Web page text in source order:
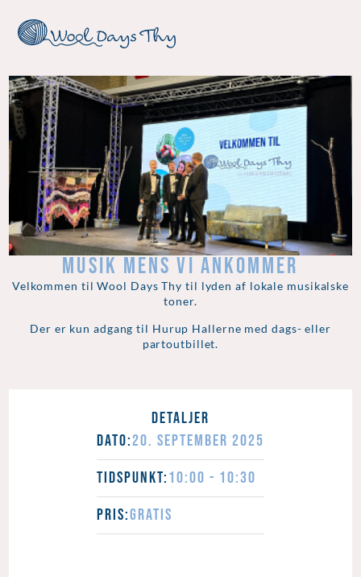
MUSIK MENS VI ANKOMMER
Velkommen til Wool Days Thy til lyden af lokale musikalske
toner.
Der er kun adgang til Hurup Hallerne med dags- eller
partoutbillet.
Detaljer
Dato:20. September 2025
Tidspunkt:10:00 - 10:30
Pris:GRATIS